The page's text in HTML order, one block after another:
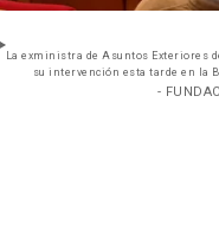
La exministra de Asuntos Exteriores
su intervención esta tarde en la
-